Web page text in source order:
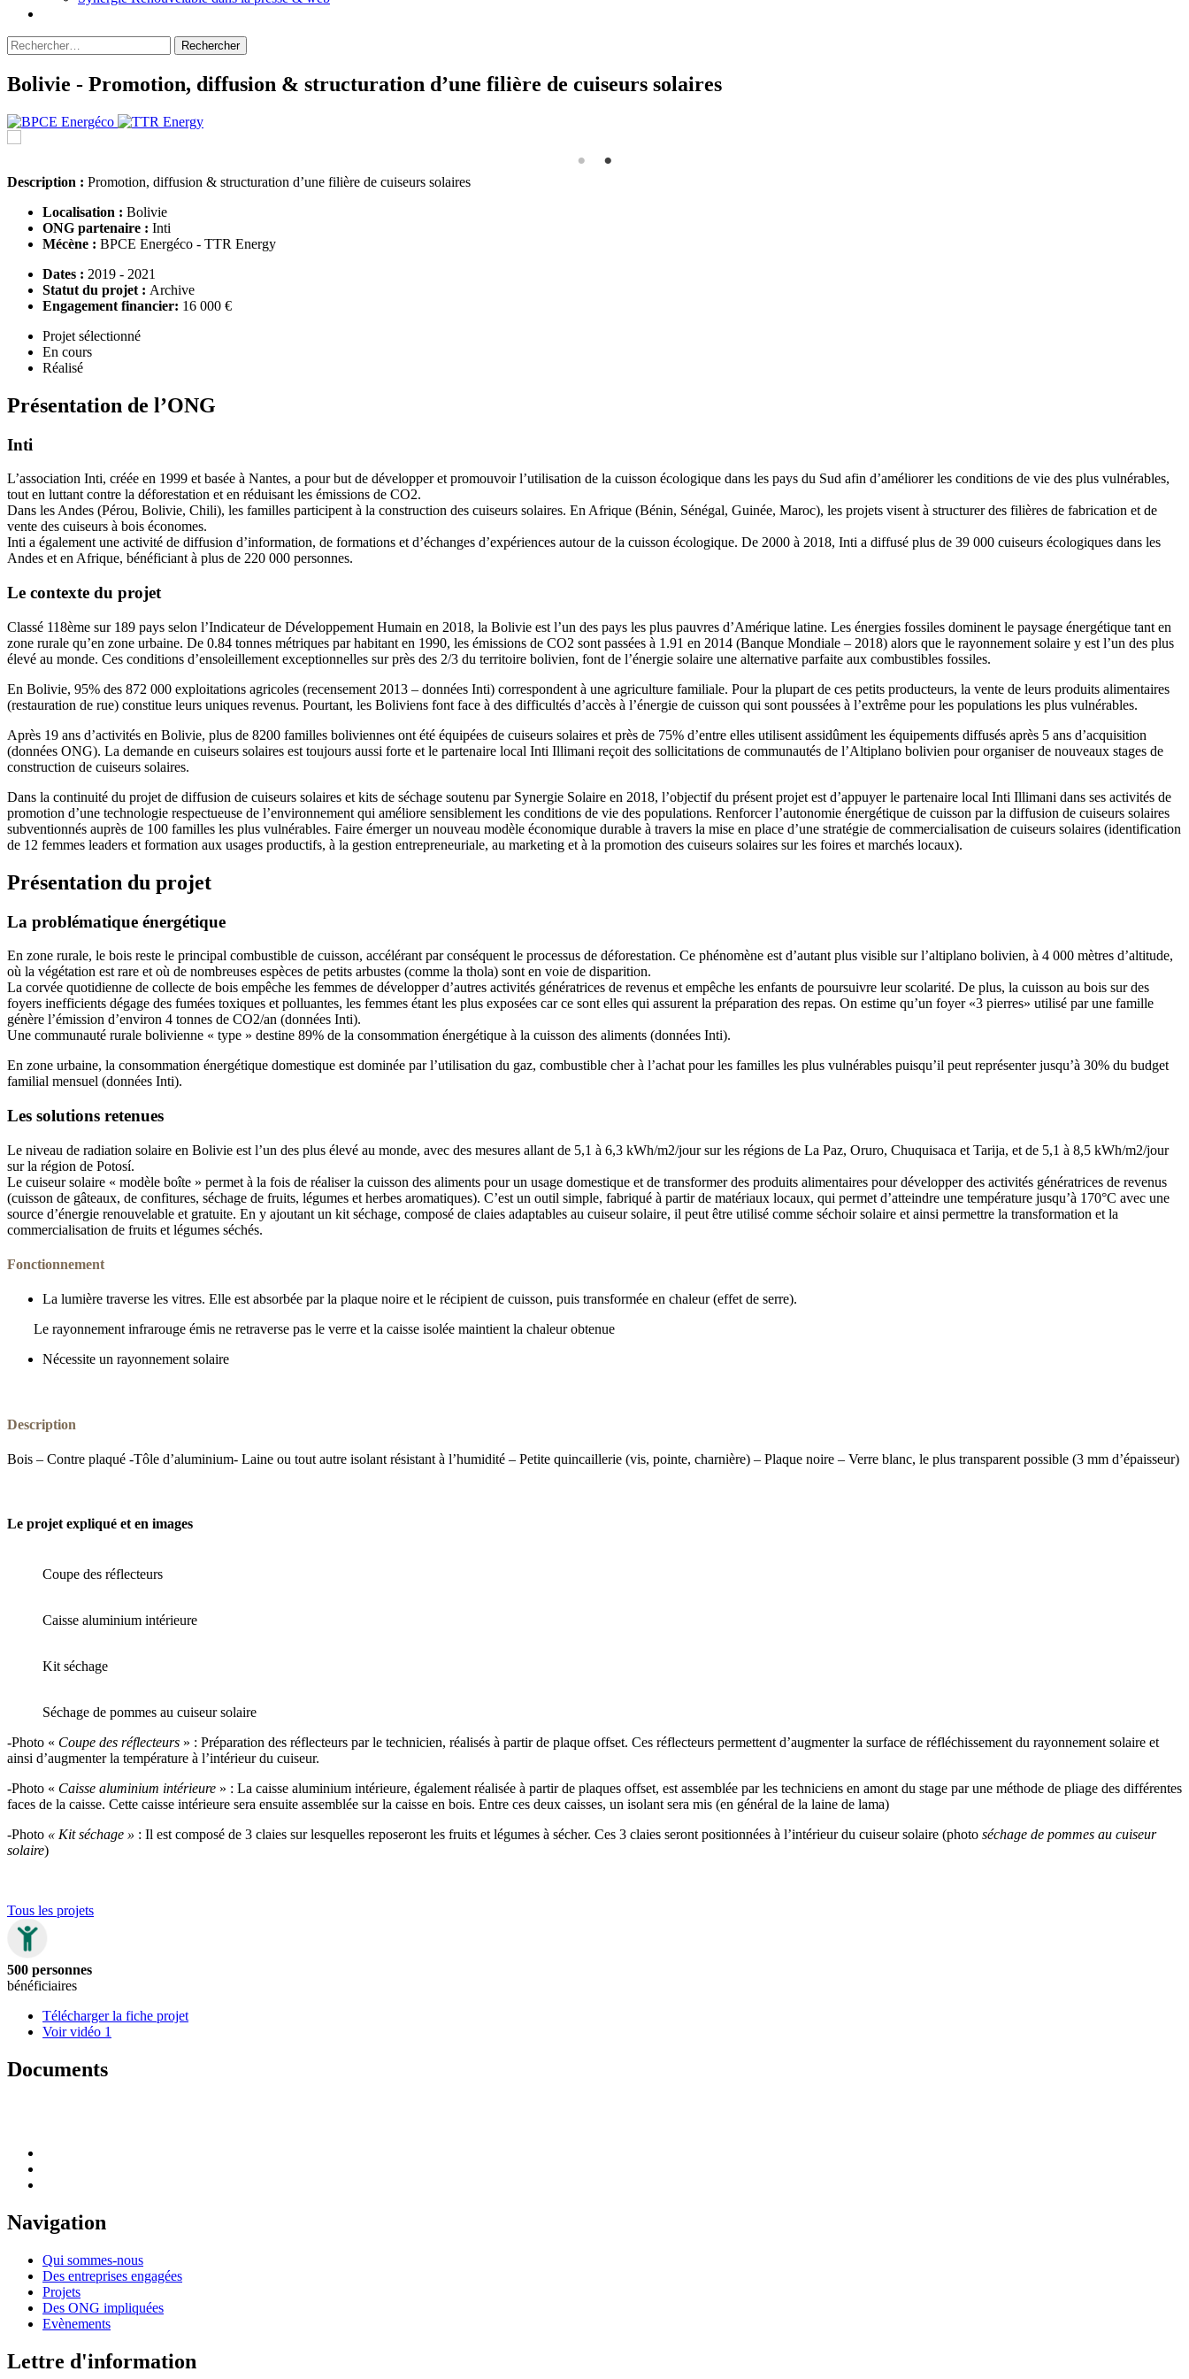
Rechercher :
Bolivie - Promotion, diffusion & structuration d’une filière de cuiseurs solaires
Description : Promotion, diffusion & structuration d’une filière de cuiseurs solaires
Localisation : Bolivie
ONG partenaire : Inti
Mécène : BPCE Energéco - TTR Energy
Dates : 2019 - 2021
Statut du projet : Archive
Engagement financier: 16 000 €
Projet sélectionné
En cours
Réalisé
Présentation de l’ONG
Inti
L’association Inti, créée en 1999 et basée à Nantes, a pour but de développer et promouvoir l’utilisation de la cuisson écologique dans les pays du Sud afin d’améliorer les conditions de vie des plus vulnérables,
tout en luttant contre la déforestation et en réduisant les émissions de CO2.
Dans les Andes (Pérou, Bolivie, Chili), les familles participent à la construction des cuiseurs solaires. En Afrique (Bénin, Sénégal, Guinée, Maroc), les projets visent à structurer des filières de fabrication et de
vente des cuiseurs à bois économes.
Inti a également une activité de diffusion d’information, de formations et d’échanges d’expériences autour de la cuisson écologique. De 2000 à 2018, Inti a diffusé plus de 39 000 cuiseurs écologiques dans les
Andes et en Afrique, bénéficiant à plus de 220 000 personnes.
Le contexte du projet
Classé 118ème sur 189 pays selon l’Indicateur de Développement Humain en 2018, la Bolivie est l’un des pays les plus pauvres d’Amérique latine. Les énergies fossiles dominent le paysage énergétique tant en
zone rurale qu’en zone urbaine. De 0.84 tonnes métriques par habitant en 1990, les émissions de CO2 sont passées à 1.91 en 2014 (Banque Mondiale – 2018) alors que le rayonnement solaire y est l’un des plus
élevé au monde. Ces conditions d’ensoleillement exceptionnelles sur près des 2/3 du territoire bolivien, font de l’énergie solaire une alternative parfaite aux combustibles fossiles.
En Bolivie, 95% des 872 000 exploitations agricoles (recensement 2013 – données Inti) correspondent à une agriculture familiale. Pour la plupart de ces petits producteurs, la vente de leurs produits alimentaires
(restauration de rue) constitue leurs uniques revenus. Pourtant, les Boliviens font face à des difficultés d’accès à l’énergie de cuisson qui sont poussées à l’extrême pour les populations les plus vulnérables.
Après 19 ans d’activités en Bolivie, plus de 8200 familles boliviennes ont été équipées de cuiseurs solaires et près de 75% d’entre elles utilisent assidûment les équipements diffusés après 5 ans d’acquisition
(données ONG). La demande en cuiseurs solaires est toujours aussi forte et le partenaire local Inti Illimani reçoit des sollicitations de communautés de l’Altiplano bolivien pour organiser de nouveaux stages de
construction de cuiseurs solaires.
Dans la continuité du projet de diffusion de cuiseurs solaires et kits de séchage soutenu par Synergie Solaire en 2018, l’objectif du présent projet est d’appuyer le partenaire local Inti Illimani dans ses activités de
promotion d’une technologie respectueuse de l’environnement qui améliore sensiblement les conditions de vie des populations. Renforcer l’autonomie énergétique de cuisson par la diffusion de cuiseurs solaires
subventionnés auprès de 100 familles les plus vulnérables. Faire émerger un nouveau modèle économique durable à travers la mise en place d’une stratégie de commercialisation de cuiseurs solaires (identification
de 12 femmes leaders et formation aux usages productifs, à la gestion entrepreneuriale, au marketing et à la promotion des cuiseurs solaires sur les foires et marchés locaux).
Présentation du projet
La problématique énergétique
En zone rurale, le bois reste le principal combustible de cuisson, accélérant par conséquent le processus de déforestation. Ce phénomène est d’autant plus visible sur l’altiplano bolivien, à 4 000 mètres d’altitude,
où la végétation est rare et où de nombreuses espèces de petits arbustes (comme la thola) sont en voie de disparition.
La corvée quotidienne de collecte de bois empêche les femmes de développer d’autres activités génératrices de revenus et empêche les enfants de poursuivre leur scolarité. De plus, la cuisson au bois sur des
foyers inefficients dégage des fumées toxiques et polluantes, les femmes étant les plus exposées car ce sont elles qui assurent la préparation des repas. On estime qu’un foyer «3 pierres» utilisé par une famille
génère l’émission d’environ 4 tonnes de CO2/an (données Inti).
Une communauté rurale bolivienne « type » destine 89% de la consommation énergétique à la cuisson des aliments (données Inti).
En zone urbaine, la consommation énergétique domestique est dominée par l’utilisation du gaz, combustible cher à l’achat pour les familles les plus vulnérables puisqu’il peut représenter jusqu’à 30% du budget
familial mensuel (données Inti).
Les solutions retenues
Le niveau de radiation solaire en Bolivie est l’un des plus élevé au monde, avec des mesures allant de 5,1 à 6,3 kWh/m2/jour sur les régions de La Paz, Oruro, Chuquisaca et Tarija, et de 5,1 à 8,5 kWh/m2/jour
sur la région de Potosí.
Le cuiseur solaire « modèle boîte » permet à la fois de réaliser la cuisson des aliments pour un usage domestique et de transformer des produits alimentaires pour développer des activités génératrices de revenus
(cuisson de gâteaux, de confitures, séchage de fruits, légumes et herbes aromatiques). C’est un outil simple, fabriqué à partir de matériaux locaux, qui permet d’atteindre une température jusqu’à 170°C avec une
source d’énergie renouvelable et gratuite. En y ajoutant un kit séchage, composé de claies adaptables au cuiseur solaire, il peut être utilisé comme séchoir solaire et ainsi permettre la transformation et la
commercialisation de fruits et légumes séchés.
Fonctionnement
La lumière traverse les vitres. Elle est absorbée par la plaque noire et le récipient de cuisson, puis transformée en chaleur (effet de serre).
Le rayonnement infrarouge émis ne retraverse pas le verre et la caisse isolée maintient la chaleur obtenue
Nécessite un rayonnement solaire
Description
Bois – Contre plaqué -Tôle d’aluminium- Laine ou tout autre isolant résistant à l’humidité – Petite quincaillerie (vis, pointe, charnière) – Plaque noire – Verre blanc, le plus transparent possible (3 mm d’épaisseur)
Le projet expliqué et en images
Coupe des réflecteurs
Caisse aluminium intérieure
Kit séchage
Séchage de pommes au cuiseur solaire
-Photo « Coupe des réflecteurs » : Préparation des réflecteurs par le technicien, réalisés à partir de plaque offset. Ces réflecteurs permettent d’augmenter la surface de réfléchissement du rayonnement solaire et
ainsi d’augmenter la température à l’intérieur du cuiseur.
-Photo « Caisse aluminium intérieure » : La caisse aluminium intérieure, également réalisée à partir de plaques offset, est assemblée par les techniciens en amont du stage par une méthode de pliage des différentes
faces de la caisse. Cette caisse intérieure sera ensuite assemblée sur la caisse en bois. Entre ces deux caisses, un isolant sera mis (en général de la laine de lama)
-Photo « Kit séchage » : Il est composé de 3 claies sur lesquelles reposeront les fruits et légumes à sécher. Ces 3 claies seront positionnées à l’intérieur du cuiseur solaire (photo séchage de pommes au cuiseur
solaire)
Tous les projets
500 personnes
bénéficiaires
Télécharger la fiche projet
Voir vidéo 1
Documents
Navigation
Qui sommes-nous
Des entreprises engagées
Projets
Des ONG impliquées
Evènements
Lettre d'information